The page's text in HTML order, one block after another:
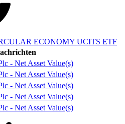
ECONOMY UCITS ETF
- Net Asset Value(s)
- Net Asset Value(s)
- Net Asset Value(s)
- Net Asset Value(s)
- Net Asset Value(s)